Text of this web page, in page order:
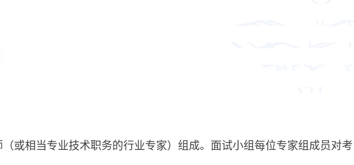
或相当专业技术职务的行业专家）组成。面试小组每位专家组成员对考